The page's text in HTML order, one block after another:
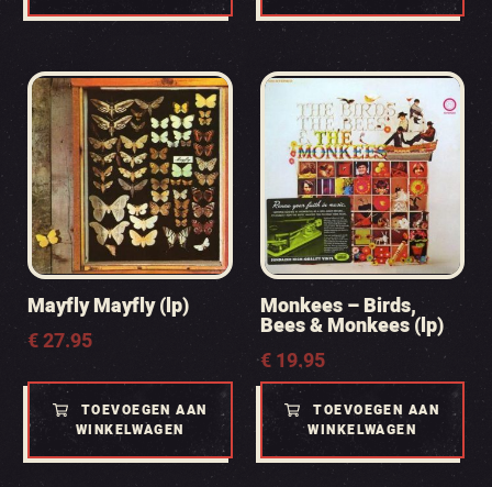
Mayfly Mayfly (lp)
€27.95
TOEVOEGEN AAN
WINKELWAGEN
Monkees – Birds,
Bees & Monkees (lp)
€19.95
TOEVOEGEN AAN
WINKELWAGEN